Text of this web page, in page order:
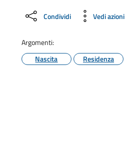
Condividi Vedi azioni
Argomenti:
Nascita
Residenza